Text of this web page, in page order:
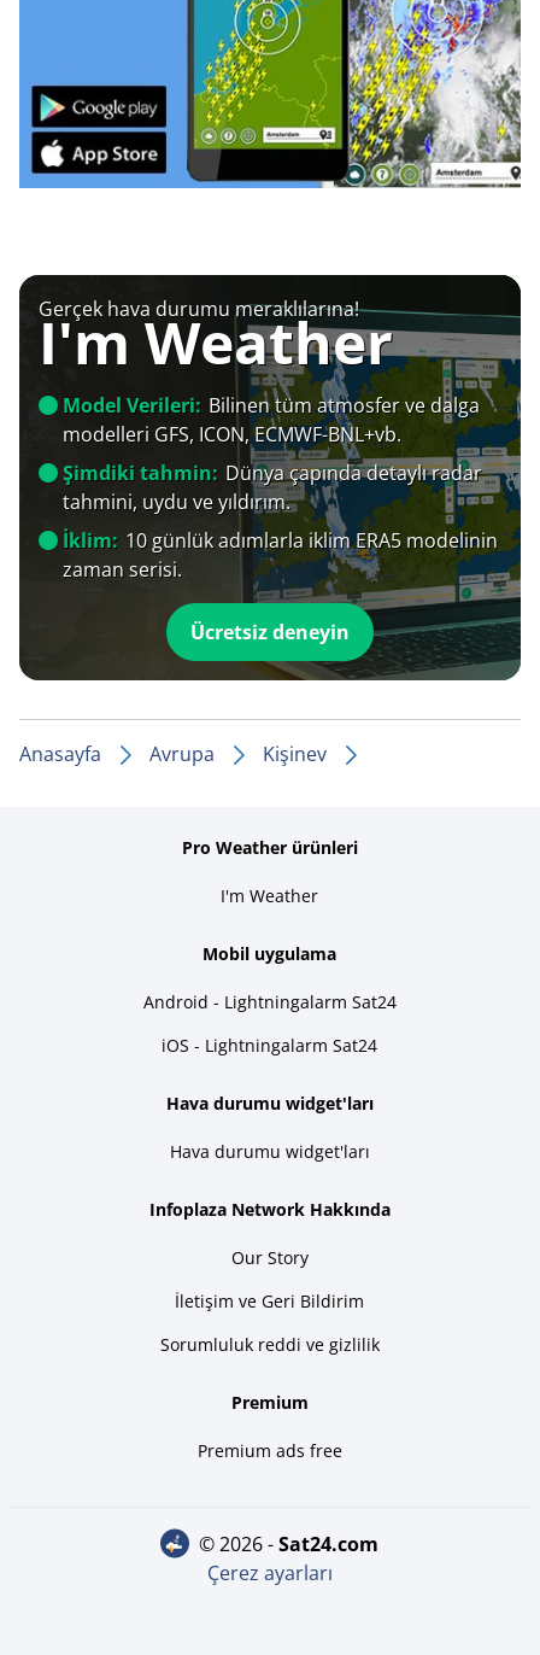
Gerçek hava durumu meraklılarına!
I'm Weather
Model Verileri: Bilinen tüm atmosfer ve dalga
modelleri GFS, ICON, ECMWF-BNL+vb.
Şimdiki tahmin: Dünya çapında detaylı radar
tahmini, uydu ve yıldırım.
İklim: 10 günlük adımlarla iklim ERA5 modelinin
zaman serisi.
Ücretsiz deneyin
Anasayfa Avrupa Kişinev
Pro Weather ürünleri
I'm Weather
Mobil uygulama
Android - Lightningalarm Sat24
iOS - Lightningalarm Sat24
Hava durumu widget'ları
Hava durumu widget'ları
Infoplaza Network Hakkında
Our Story
İletişim ve Geri Bildirim
Sorumluluk reddi ve gizlilik
Premium
Premium ads free
© 2026 - sat24.com
Çerez ayarları